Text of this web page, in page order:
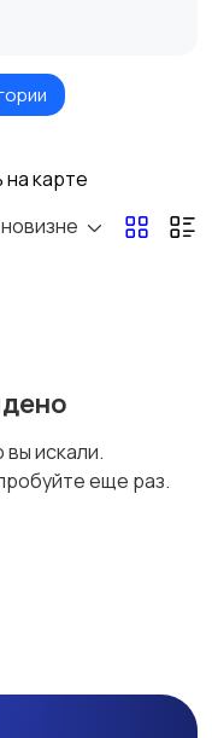
центры
на карте
искали.
еще раз.